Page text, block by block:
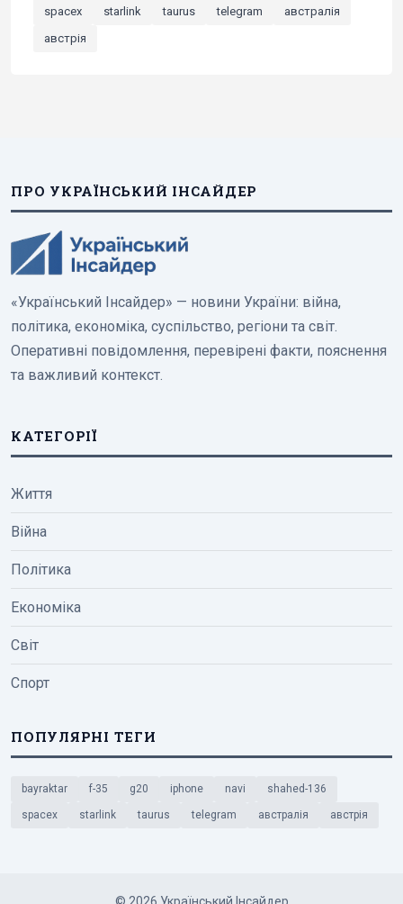
spacex
starlink taurus telegram
австралія
австрія
ПРО УКРАЇНСЬКИЙ ІНСАЙДЕР
«Український Інсайдер» — новини України: війна,
політика, економіка, суспільство, регіони та світ.
Оперативні повідомлення, перевірені факти, пояснення
та важливий контекст.
КАТЕГОРІЇ
Життя
Війна
Політика
Економіка
Світ
Спорт
ПОПУЛЯРНІ ТЕГИ
bayraktar f-35 g20 iphone navi shahed-136
spacex starlink taurus telegram австралія австрія